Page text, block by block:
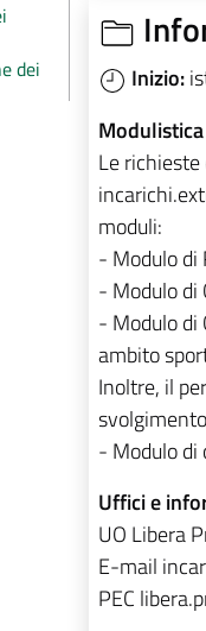
dei
Inizio:
Le
moduli:
- Modulo di
- Modulo di
- Modulo di
ambito
Inoltre, il
- Modulo di
Uffici e
UO Libera
E-mail
PEC